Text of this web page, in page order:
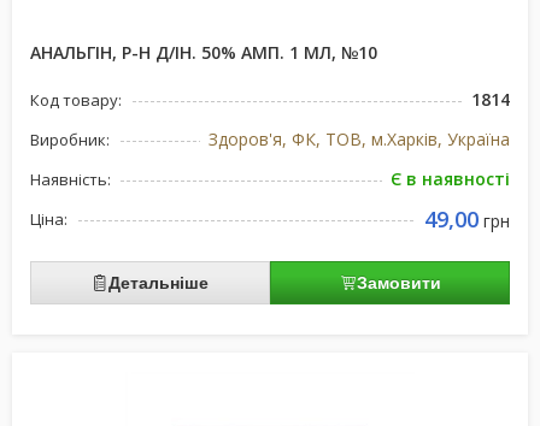
АНАЛЬГІН, Р-Н Д/ІН. 50% АМП. 1 МЛ, №10
Код товару: 1814
Виробник: Здоров'я, ФК, ТОВ, м.Харків, Україна
Наявність: Є в наявності
Ціна: 49,00 грн
Детальніше Замовити